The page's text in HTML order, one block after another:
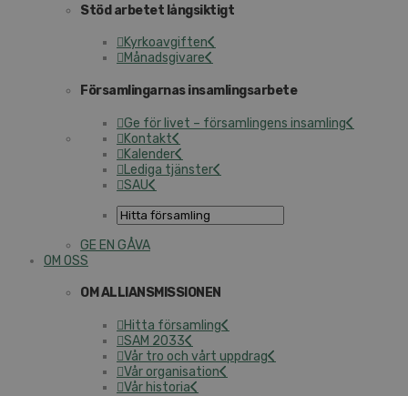
Stöd arbetet långsiktigt
Kyrkoavgiften
Månadsgivare
Församlingarnas insamlingsarbete
Ge för livet – församlingens insamling
Kontakt
Kalender
Lediga tjänster
SAU
GE EN GÅVA
OM OSS
OM ALLIANSMISSIONEN
Hitta församling
SAM 2033
Vår tro och vårt uppdrag
Vår organisation
Vår historia